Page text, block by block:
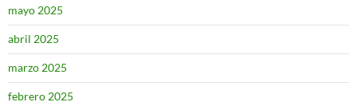
mayo 2025
abril 2025
marzo 2025
febrero 2025